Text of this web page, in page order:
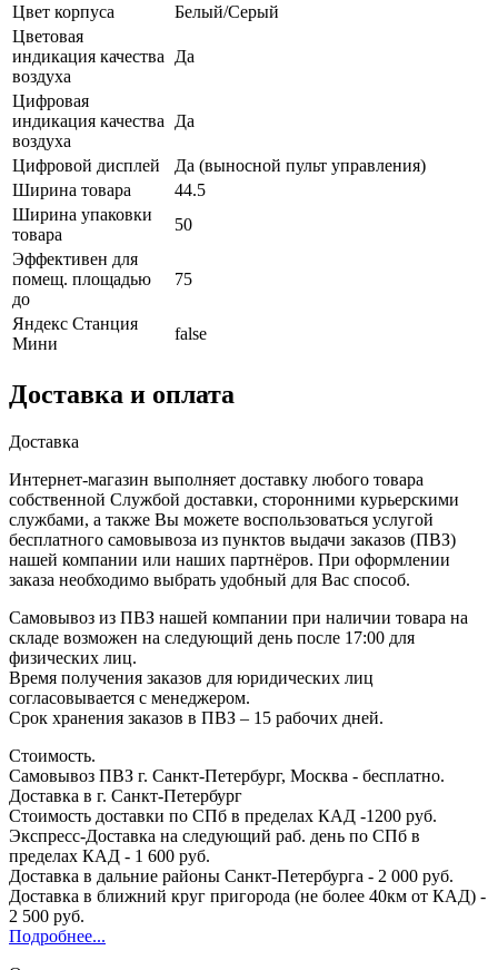
Цвет корпуса
Белый/Серый
Цветовая
индикация качества
воздуха
Да
Цифровая
индикация качества
воздуха
Да
Цифровой дисплей
Да (выносной пульт управления)
Ширина товара
44.5
Ширина упаковки
товара
50
Эффективен для
помещ. площадью
до
75
Яндекс Станция
Мини
false
Доставка и оплата
Доставка
Интернет-магазин выполняет доставку любого товара
собственной Службой доставки, сторонними курьерскими
службами, а также Вы можете воспользоваться услугой
бесплатного самовывоза из пунктов выдачи заказов (ПВЗ)
нашей компании или наших партнёров. При оформлении
заказа необходимо выбрать удобный для Вас способ.
Самовывоз из ПВЗ нашей компании при наличии товара на
складе возможен на следующий день после 17:00 для
физических лиц.
Время получения заказов для юридических лиц
согласовывается с менеджером.
Срок хранения заказов в ПВЗ – 15 рабочих дней.
Стоимость.
Самовывоз ПВЗ г. Санкт-Петербург, Москва - бесплатно.
Доставка в г. Санкт-Петербург
Стоимость доставки по СПб в пределах КАД -1200 руб.
Экспресс-Доставка на следующий раб. день по СПб в
пределах КАД - 1 600 руб.
Доставка в дальние районы Санкт-Петербурга - 2 000 руб.
Доставка в ближний круг пригорода (не более 40км от КАД) -
2 500 руб.
Подробнее...